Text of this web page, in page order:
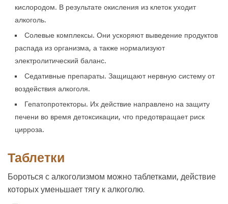
кислородом. В результате окисления из клеток уходит
алкоголь.
Солевые комплексы. Они ускоряют выведение продуктов
распада из организма, а также нормализуют
электролитический баланс.
Седативные препараты. Защищают нервную систему от
воздействия алкоголя.
Гепатопротекторы. Их действие направлено на защиту
печени во время детоксикации, что предотвращает риск
цирроза.
Таблетки
Бороться с алкоголизмом можно таблетками, действие
которых уменьшает тягу к алкоголю.